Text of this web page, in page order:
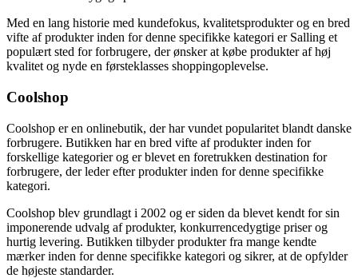
Med en lang historie med kundefokus, kvalitetsprodukter og en bred
vifte af produkter inden for denne specifikke kategori er Salling et
populært sted for forbrugere, der ønsker at købe produkter af høj
kvalitet og nyde en førsteklasses shoppingoplevelse.
Coolshop
Coolshop er en onlinebutik, der har vundet popularitet blandt danske
forbrugere. Butikken har en bred vifte af produkter inden for
forskellige kategorier og er blevet en foretrukken destination for
forbrugere, der leder efter produkter inden for denne specifikke
kategori.
Coolshop blev grundlagt i 2002 og er siden da blevet kendt for sin
imponerende udvalg af produkter, konkurrencedygtige priser og
hurtig levering. Butikken tilbyder produkter fra mange kendte
mærker inden for denne specifikke kategori og sikrer, at de opfylder
de højeste standarder.